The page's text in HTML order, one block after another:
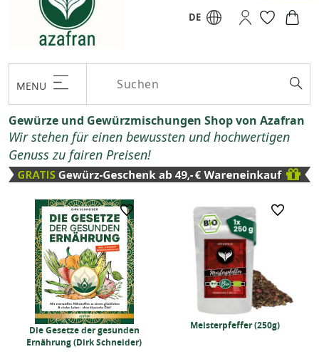
DE
MENU
Gewürze und Gewürzmischungen Shop von Azafran
Wir stehen für einen bewussten und hochwertigen
Genuss zu fairen Preisen!
Die Gesetze der gesunden
Ernährung (Dirk Schneider)
Meisterpfeffer (250g)